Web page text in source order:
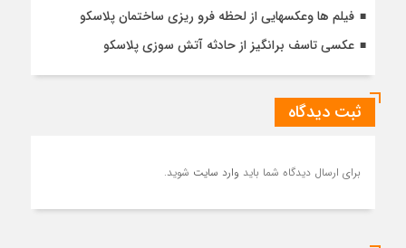
فیلم ها وعکسهایی از لحظه فرو ریزی ساختمان پلاسکو
عکسی تاسف برانگیز از حادثه آتش سوزی پلاسکو
ثبت دیدگاه
برای ارسال دیدگاه شما باید وارد سایت شوید.